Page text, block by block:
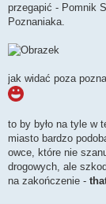
przegapić - Pomnik
Poznaniaka.
jak widać poza
to by było na tyle w
miasto bardzo
owce, które nie
drogowych, ale
na zakończenie -